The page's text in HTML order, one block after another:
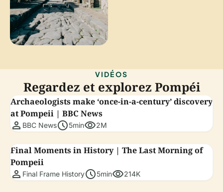
VIDÉOS
Regardez et explorez Pompéi
Archaeologists make ‘once-in-a-century’ discovery
at Pompeii | BBC News
person BBC Newsschedule5minvisibility2M
Final Moments in History | The Last Morning of
Pompeii
person Final Frame Historyschedule5minvisibility214K